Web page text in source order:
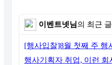
이벤트넷님의 최근 글